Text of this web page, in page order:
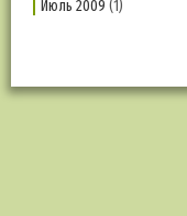
Июль 2009 (1)